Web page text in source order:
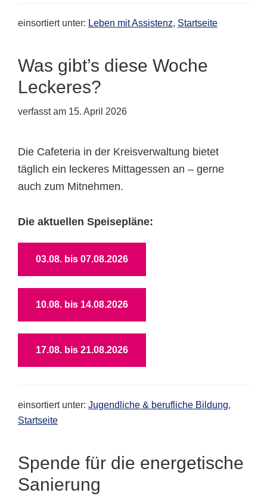
einsortiert unter: Leben mit Assistenz, Startseite
Was gibt’s diese Woche
Leckeres?
verfasst am 15. April 2026
Die Cafeteria in der Kreisverwaltung bietet
täglich ein leckeres Mittagessen an – gerne
auch zum Mitnehmen.
Die aktuellen Speisepläne:
03.08. bis 07.08.2026
10.08. bis 14.08.2026
17.08. bis 21.08.2026
einsortiert unter: Jugendliche & berufliche Bildung,
Startseite
Spende für die energetische
Sanierung